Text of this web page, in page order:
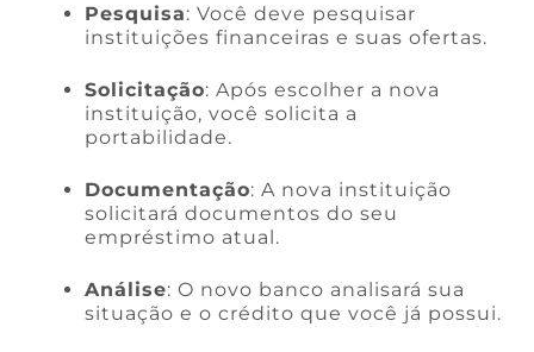
Pesquisa: Você deve pesquisar
instituições financeiras e suas ofertas.
Solicitação: Após escolher a nova
instituição, você solicita a
portabilidade.
Documentação: A nova instituição
solicitará documentos do seu
empréstimo atual.
Análise: O novo banco analisará sua
situação e o crédito que você já possui.